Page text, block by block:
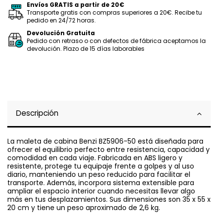
Envíos GRATIS a partir de 20€
Transporte gratis con compras superiores a 20€. Recibe tu
pedido en 24/72 horas.
Devolución Gratuita
Pedido con retraso o con defectos de fábrica aceptamos la
devolución. Plazo de 15 días laborables
Descripción
La maleta de cabina Benzi BZ5906-50 está diseñada para
ofrecer el equilibrio perfecto entre resistencia, capacidad y
comodidad en cada viaje. Fabricada en ABS ligero y
resistente, protege tu equipaje frente a golpes y al uso
diario, manteniendo un peso reducido para facilitar el
transporte. Además, incorpora sistema extensible para
ampliar el espacio interior cuando necesitas llevar algo
más en tus desplazamientos. Sus dimensiones son 35 x 55 x
20 cm y tiene un peso aproximado de 2,6 kg.